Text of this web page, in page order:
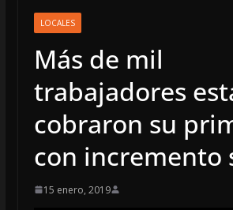
LOCALES
Más de mil
trabajadores
cobraron su
con incremento
15 enero, 2019